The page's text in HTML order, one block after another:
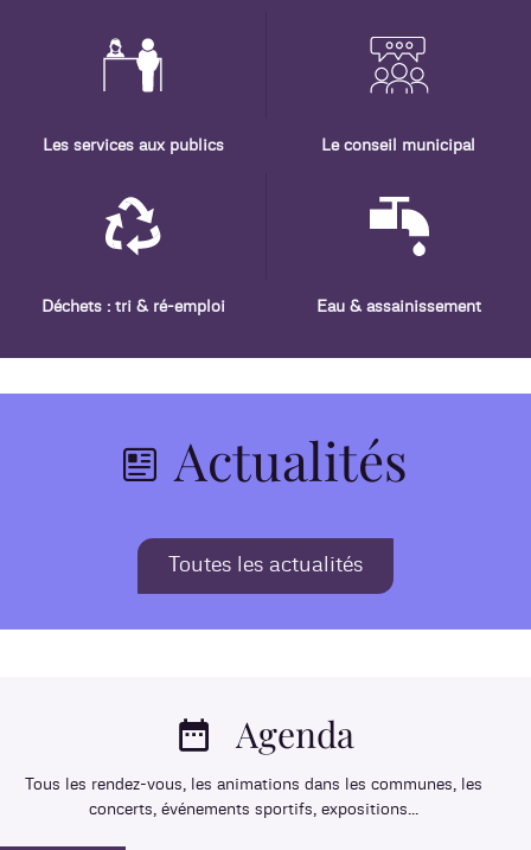
Les services aux publics Le conseil municipal
Déchets : tri & ré-emploi Eau & assainissement
Actualités
Toutes les actualités
Agenda
Tous les rendez-vous, les animations dans les communes, les
concerts, événements sportifs, expositions...